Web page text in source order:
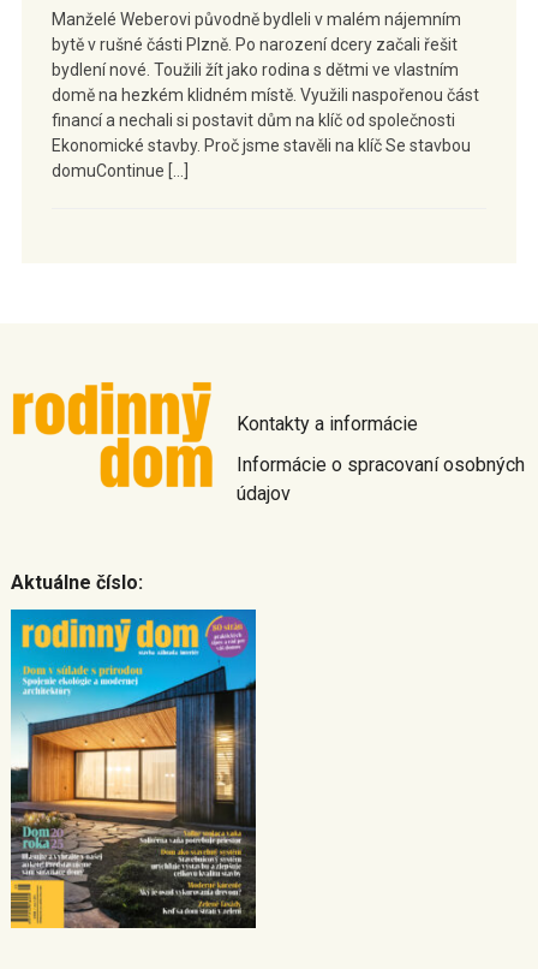
Manželé Weberovi původně bydleli v malém nájemním
bytě v rušné části Plzně. Po narození dcery začali řešit
bydlení nové. Toužili žít jako rodina s dětmi ve vlastním
domě na hezkém klidném místě. Využili naspořenou část
financí a nechali si postavit dům na klíč od společnosti
Ekonomické stavby. Proč jsme stavěli na klíč Se stavbou
domuContinue […]
Kontakty a informácie
Informácie o spracovaní osobných
údajov
Aktuálne číslo: